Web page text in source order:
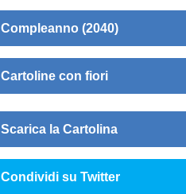
Compleanno (2040)
Cartoline con fiori
Scarica la Cartolina
Condividi su Twitter